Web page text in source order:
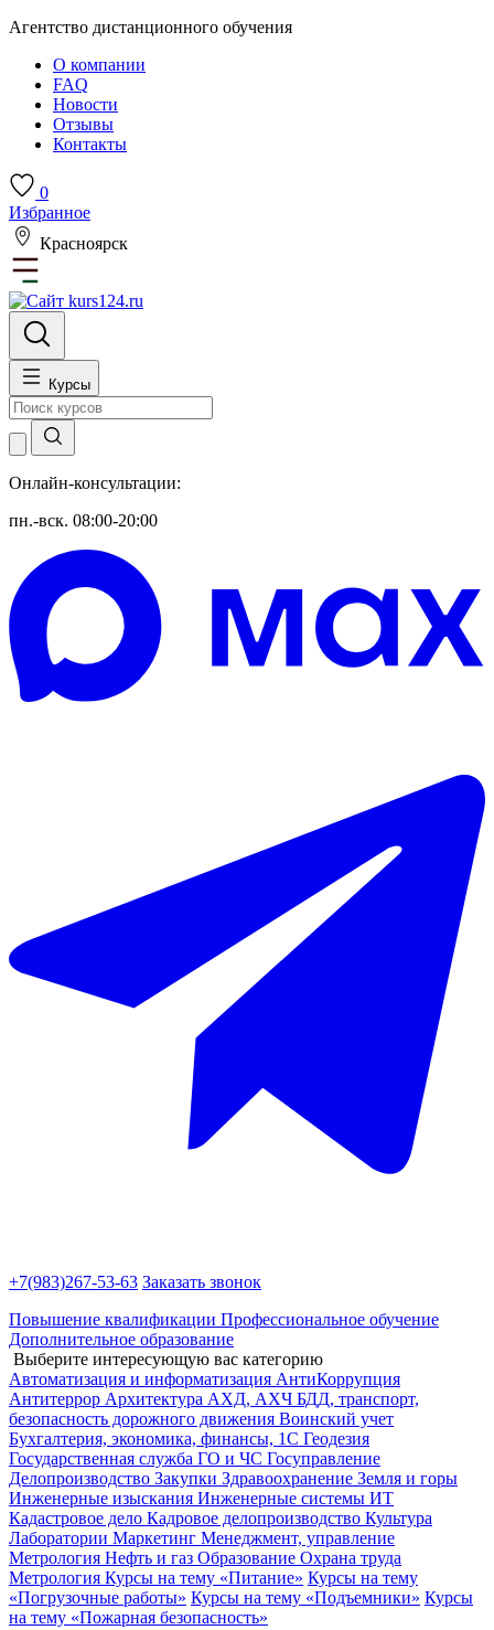
Агентство дистанционного обучения
О компании
FAQ
Новости
Отзывы
Контакты
0
Избранное
Красноярск
Курсы
Онлайн-консультации:
пн.-вск. 08:00-20:00
+7(983)267-53-63 Заказать звонок
Повышение квалификации Профессиональное обучение
Дополнительное образование
Выберите интересующую вас категорию
Автоматизация и информатизация АнтиКоррупция
Антитеррор Архитектура АХД, АХЧ БДД, транспорт,
безопасность дорожного движения Воинский учет
Бухгалтерия, экономика, финансы, 1С Геодезия
Государственная служба ГО и ЧС Госуправление
Делопроизводство Закупки Здравоохранение Земля и горы
Инженерные изыскания Инженерные системы ИТ
Кадастровое дело Кадровое делопроизводство Культура
Лаборатории Маркетинг Менеджмент, управление
Метрология Нефть и газ Образование Охрана труда
Метрология Курсы на тему «Питание» Курсы на тему
«Погрузочные работы» Курсы на тему «Подъемники» Курсы
на тему «Пожарная безопасность»